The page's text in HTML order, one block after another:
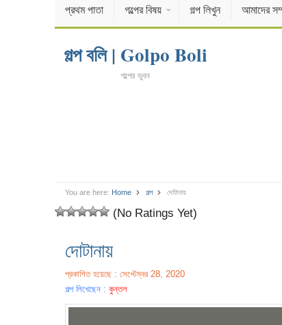
প্রথম পাতা গল্পের বিষয় গল্প লিখুন আমাদের
গল্প বলি | Golpo Boli
গল্পের ভুবন
You are here: Home গল্প দোটানায়
(No Ratings Yet)
দোটানায়
প্রকাশিত হয়েছে : সেপ্টেম্বর 28, 2020
গল্প লিখেছেন : কুন্তল